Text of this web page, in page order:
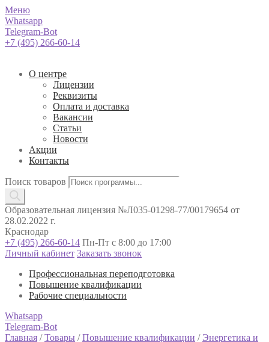
Меню
Whatsapp
Telegram-Bot
+7 (495) 266-60-14
О центре
Лицензии
Реквизиты
Оплата и доставка
Вакансии
Статьи
Новости
Акции
Контакты
Поиск товаров
Образовательная лицензия №Л035-01298-77/00179654 от
28.02.2022 г.
Краснодар
+7 (495) 266-60-14 Пн-Пт с 8:00 до 17:00
Личный кабинет Заказать звонок
Профессиональная переподготовка
Повышение квалификации
Рабочие специальности
Whatsapp
Telegram-Bot
Главная /Товары /Повышение квалификации / Энергетика и